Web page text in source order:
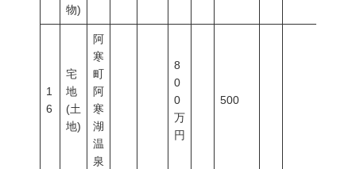
物)
1
6
宅
地
(土
地)
阿
寒
町
阿
寒
湖
温
泉
8
0
0
万
円
500